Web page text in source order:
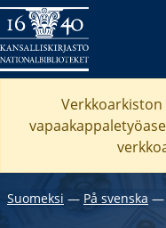
Suomeksi ― På svenska ―